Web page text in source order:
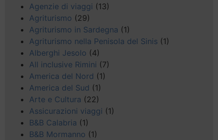
Agenzie di viaggi (13)
Agriturismo (29)
Agriturismo in Sardegna (1)
Agriturismo nella Penisola del Sinis (1)
Alberghi Jesolo (4)
All inclusive Rimini (7)
America del Nord (1)
America del Sud (1)
Arte e Cultura (22)
Assicurazioni viaggi (1)
B&B Calabria (1)
B&B Mormanno (1)